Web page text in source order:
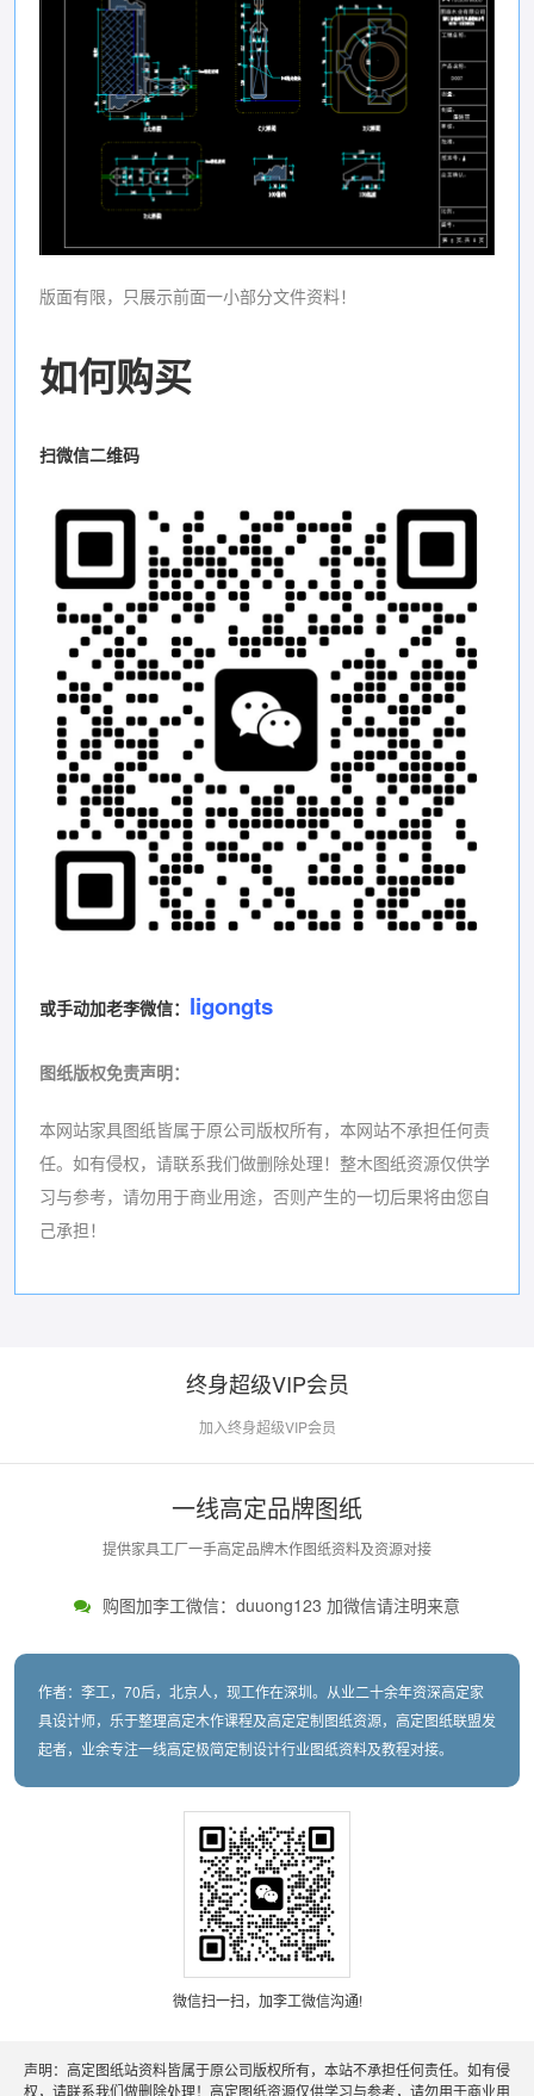
版面有限，只展示前面一小部分文件资料！
如何购买
扫微信二维码
或手动加老李微信： ligongts
图纸版权免责声明：
本网站家具图纸皆属于原公司版权所有，本网站不承担任何责
任。如有侵权，请联系我们做删除处理！ 整木图纸资源仅供学
习与参考，请勿用于商业用途，否则产生的一切后果将由您自
己承担！
终身超级VIP会员
加入终身超级VIP会员
一线高定品牌图纸
提供家具工厂一手高定品牌木作图纸资料及资源对接
购图加李工微信：duuong123 加微信请注明来意
作者：李工，70后，北京人，现工作在深圳。从业二十余年资深高定家
具设计师，乐于整理高定木作课程及高定定制图纸资源，高定图纸联盟发
起者，业余专注一线高定极简定制设计行业图纸资料及教程对接。
微信扫一扫，加李工微信沟通!
声明：高定图纸站资料皆属于原公司版权所有，本站不承担任何责任。如有侵
权，请联系我们做删除处理！高定图纸资源仅供学习与参考，请勿用于商业用